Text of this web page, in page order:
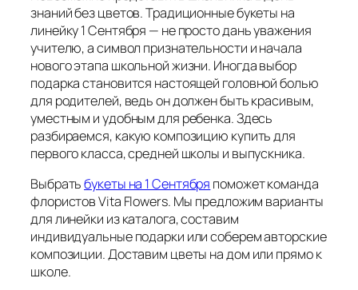
знаний без цветов. Традиционные букеты на
линейку 1 Сентября — не просто дань уважения
учителю, а символ признательности и начала
нового этапа школьной жизни. Иногда выбор
подарка становится настоящей головной болью
для родителей, ведь он должен быть красивым,
уместным и удобным для ребенка. Здесь
разбираемся, какую композицию купить для
первого класса, средней школы и выпускника.
Выбратьбукеты на 1 Сентября поможет команда
флористов Vita Flowers. Мы предложим варианты
для линейки из каталога, составим
индивидуальные подарки или соберем авторские
композиции. Доставим цветы на дом или прямо к
школе.